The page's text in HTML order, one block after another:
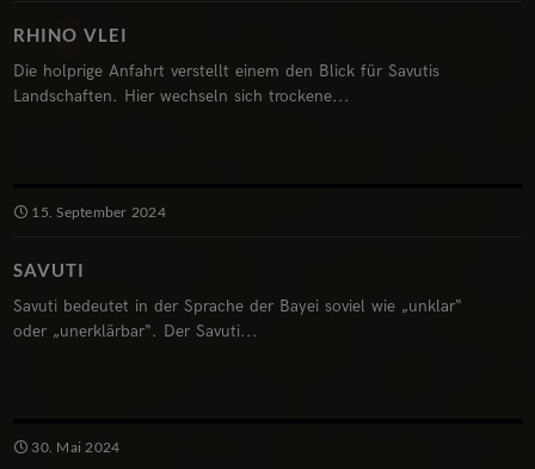
RHINO VLEI
Die holprige Anfahrt verstellt einem den Blick für Savutis
Landschaften. Hier wechseln sich trockene...
15. September 2024
SAVUTI
Savuti bedeutet in der Sprache der Bayei soviel wie „unklar“
oder „unerklärbar“. Der Savuti...
30. Mai 2024